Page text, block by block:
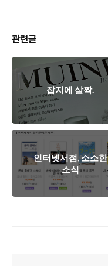
관련글
잡지에 살짝.
인터넷서점, 소소한
소식